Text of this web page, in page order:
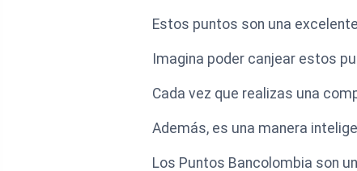
Estos puntos son una
Imagina poder canjear estos
Cada vez que realizas una
Además, es una manera
Los Puntos Bancolombia son